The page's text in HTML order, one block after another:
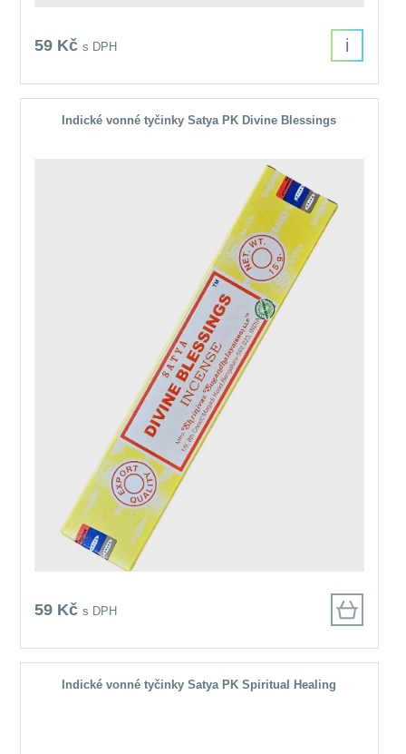
59 Kčs DPH i
Indické vonné tyčinky Satya PK Divine Blessings
59 Kčs DPH
Indické vonné tyčinky Satya PK Spiritual Healing